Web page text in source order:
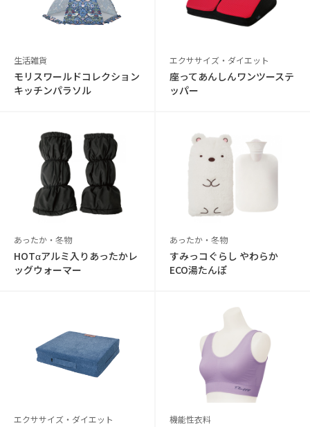
生活雑貨
モリスワールドコレクション
キッチンパラソル
エクササイズ・ダイエット
座ってあんしんワンツーステ
ッパー
あったか・冬物
HOTαアルミ入りあったかレ
ッグウォーマー
あったか・冬物
すみっコぐらし やわらか
ECO湯たんぽ
エクササイズ・ダイエット 機能性衣料